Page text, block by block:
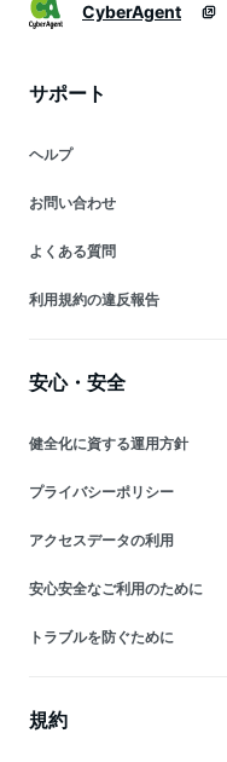
CyberAgent
サポート
ヘルプ
お問い合わせ
よくある質問
利用規約の違反報告
安心・安全
健全化に資する運用方針
プライバシーポリシー
アクセスデータの利用
安心安全なご利用のために
トラブルを防ぐために
規約